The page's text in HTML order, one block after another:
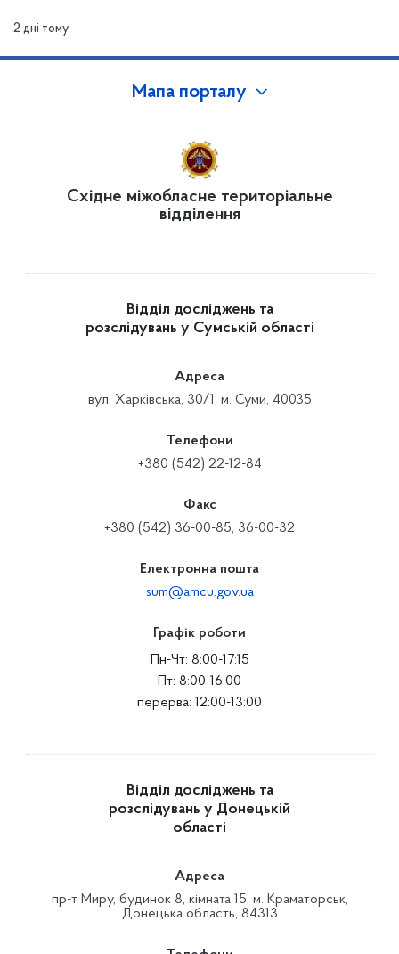
2 дні тому
Мапа порталу
Східне міжобласне територіальне
відділення
Відділ досліджень та
розслідувань у Сумській області
Адреса
вул. Харківська, 30/1, м. Суми, 40035
Телефони
+380 (542) 22-12-84
Факс
+380 (542) 36-00-85, 36-00-32
Електронна пошта
sum@amcu.gov.ua
Графік роботи
Пн-Чт: 8:00-17:15
Пт: 8:00-16:00
перерва: 12:00-13:00
Відділ досліджень та
розслідувань у Донецькій
області
Адреса
пр-т Миру, будинок 8, кімната 15, м. Краматорськ,
Донецька область, 84313